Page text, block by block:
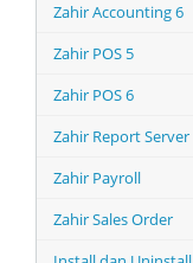
Zahir Accounting 6
Zahir POS 5
Zahir POS 6
Zahir Report Server
Zahir Payroll
Zahir Sales Order